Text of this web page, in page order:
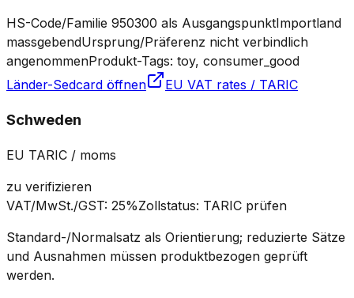
HS-Code/Familie 950300 als AusgangspunktImportland
massgebendUrsprung/Präferenz nicht verbindlich
angenommenProdukt-Tags: toy, consumer_good
Länder-Sedcard öffnen
EU VAT rates / TARIC
Schweden
EU TARIC / moms
zu verifizieren
VAT/MwSt./GST: 25%Zollstatus: TARIC prüfen
Standard-/Normalsatz als Orientierung; reduzierte Sätze
und Ausnahmen müssen produktbezogen geprüft
werden.